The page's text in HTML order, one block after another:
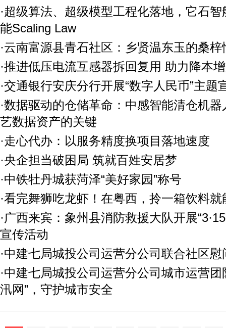
·超级算法、超级模型工程化落地，它石
能Scaling Law
·云南富源县青石社区：乡贤温东玉的桑梓
·推进低压电流互感器拆回复用 助力降本
·交通银行安庆分行开展“数字人民币”主题
·数据驱动的仓储革命：中感智能清仓机
艺数据资产的关键
·走心代办：以服务精度换项目落地速度
·央企担当破困局 筑就百姓安居梦
·中铁牡丹城获菏泽“美好家园”称号
·看完舞狮吃龙虾！在粤西，拎一箱饮料
·广西来宾：象州县消防救援大队开展
宣传活动
·中建七局城投公司运营分公司联合社区
·中建七局城投公司运营分公司城市运营团
汛网”，守护城市安全